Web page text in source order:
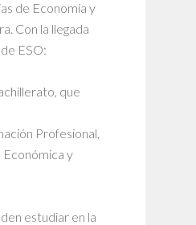
de Economía y
Con la llegada
ESO:
que
Profesional,
Económica y
estudiar en la